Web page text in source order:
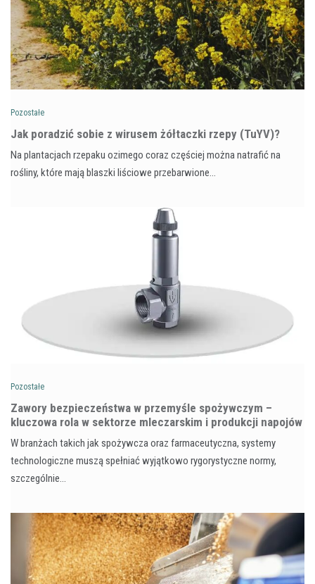
Pozostałe
​Jak poradzić sobie z wirusem żółtaczki rzepy (TuYV)?
Na plantacjach rzepaku ozimego coraz częściej można natrafić na
rośliny, które mają blaszki liściowe przebarwione…
Pozostałe
Zawory bezpieczeństwa w przemyśle spożywczym –
kluczowa rola w sektorze mleczarskim i produkcji napojów
W branżach takich jak spożywcza oraz farmaceutyczna, systemy
technologiczne muszą spełniać wyjątkowo rygorystyczne normy,
szczególnie…